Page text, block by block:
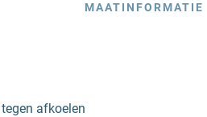
MAATINFORMATIE
afkoelen